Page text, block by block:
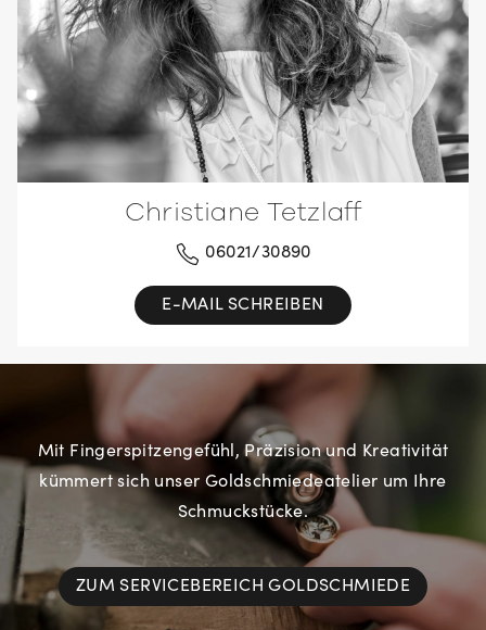
Christiane Tetzlaff
06021/30890
E-MAIL SCHREIBEN
Mit Fingerspitzengefühl, Präzision und Kreativität
kümmert sich unser Goldschmiedeatelier um Ihre
Schmuckstücke.
ZUM SERVICEBEREICH GOLDSCHMIEDE